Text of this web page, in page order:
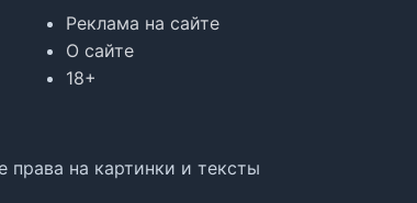
Реклама на сайте
О сайте
18+
права на картинки и тексты